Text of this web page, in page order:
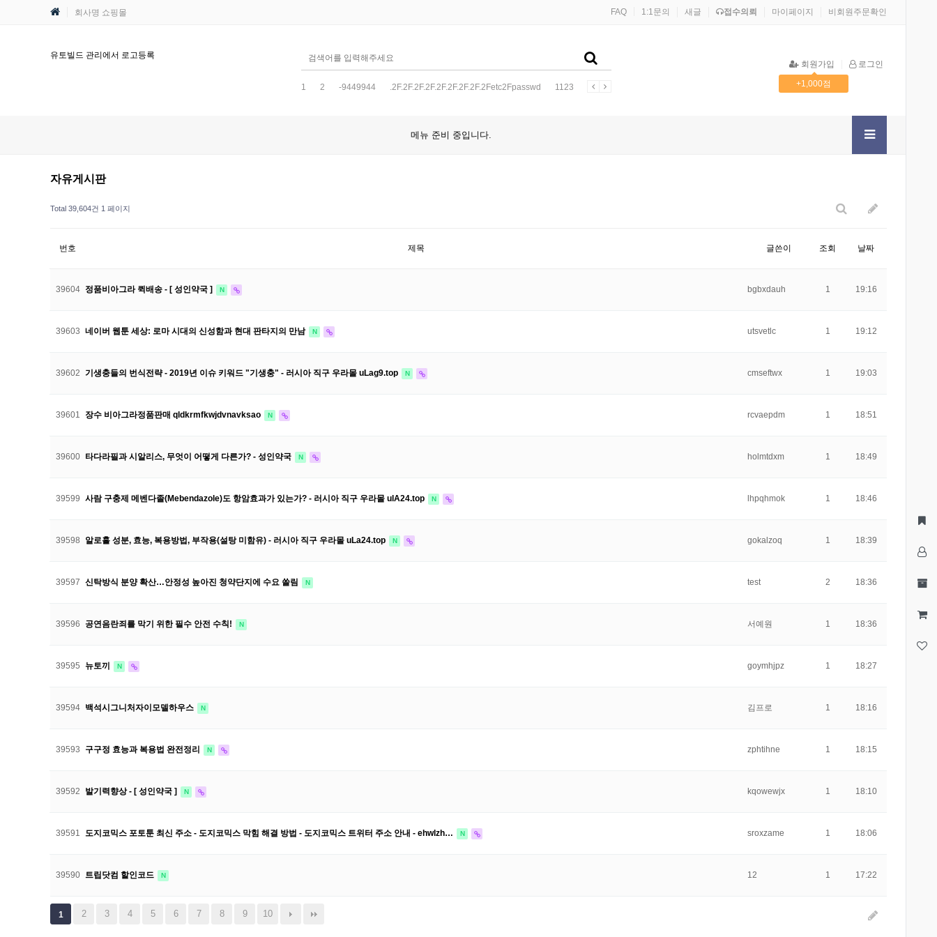
회사명 쇼핑몰 FAQ 1:1문의 새글 접수의뢰 마이페이지 비회원주문확인
유토빌드 관리에서 로고등록
1 2 -9449944 .2F.2F.2F.2F.2F.2F.2F.2F.2Fetc2Fpasswd 1123 5123 .2F.2F.2F.2F.2F.2F.2F.2F.2Fetc2Fpasswd
회원가입
로그인
+1,000점
메뉴 준비 중입니다.
자유게시판
Total 39,604건 1 페이지
번호 제목 글쓴이 조회 날짜
39604 정품비아그라 퀵배송 - [ 성인약국 ] N bgbxdauh 1 19:16
39603 네이버 웹툰 세상: 로마 시대의 신성함과 현대 판타지의 만남 N utsvetlc 1 19:12
39602 기생충들의 번식전략 - 2019년 이슈 키워드 "기생충" - 러시아 직구 우라몰 uLag9.top N cmseftwx 1 19:03
39601 장수 비아그라정품판매 qldkrmfkwjdvnavksao N rcvaepdm 1 18:51
39600 타다라필과 시알리스, 무엇이 어떻게 다른가? - 성인약국 N holmtdxm 1 18:49
39599 사람 구충제 메벤다졸(Mebendazole)도 항암효과가 있는가? - 러시아 직구 우라몰 ulA24.top N lhpqhmok 1 18:46
39598 알로홀 성분, 효능, 복용방법, 부작용(설탕 미함유) - 러시아 직구 우라몰 uLa24.top N gokalzoq 1 18:39
39597 신탁방식 분양 확산…안정성 높아진 청약단지에 수요 쏠림 N test 2 18:36
39596 공연음란죄를 막기 위한 필수 안전 수칙! N 서예원 1 18:36
39595 뉴토끼 N goymhjpz 1 18:27
39594 백석시그니처자이모델하우스 N 김프로 1 18:16
39593 구구정 효능과 복용법 완전정리 N zphtihne 1 18:15
39592 발기력향상 - [ 성인약국 ] N kqowewjx 1 18:10
39591 도지코믹스 포토툰 최신 주소 - 도지코믹스 막힘 해결 방법 - 도지코믹스 트위터 주소 안내 - ehwlzh… N sroxzame 1 18:06
39590 트립닷컴 할인코드 N 12 1 17:22
1 2 3 4 5 6 7 8 9 10